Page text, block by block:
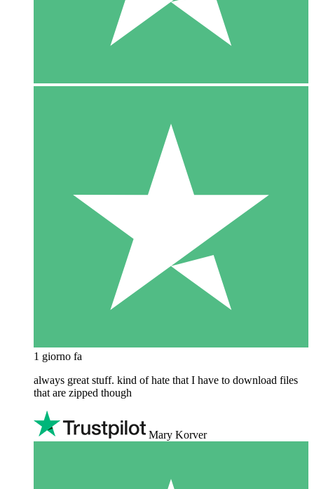
1 giorno fa
always great stuff. kind of hate that I have to download files
that are zipped though
Mary Korver